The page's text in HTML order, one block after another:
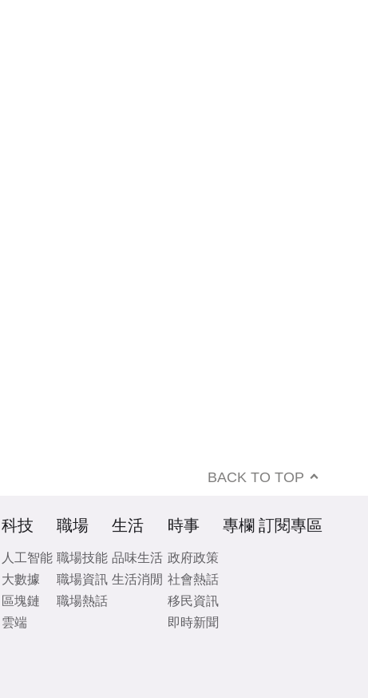
BACK TO TOP
科技
人工智能
大數據
區塊鏈
雲端
職場
職場技能
職場資訊
職場熱話
生活
品味生活
生活消閒
時事
政府政策
社會熱話
移民資訊
即時新聞
專欄 訂閱專區